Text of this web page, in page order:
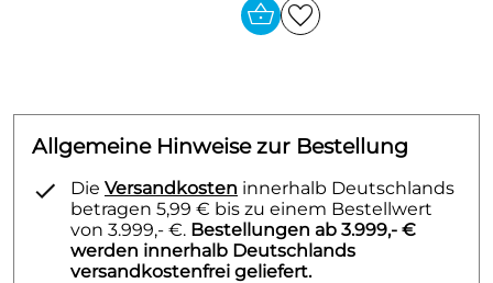
Allgemeine Hinweise zur Bestellung
Die Versandkosten innerhalb Deutschlands
betragen 5,99 € bis zu einem Bestellwert
von 3.999,- €. Bestellungen ab 3.999,- €
werden innerhalb Deutschlands
versandkostenfrei geliefert.